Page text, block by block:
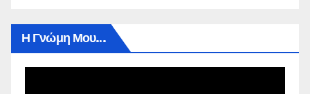
Η Γνώμη Μου…